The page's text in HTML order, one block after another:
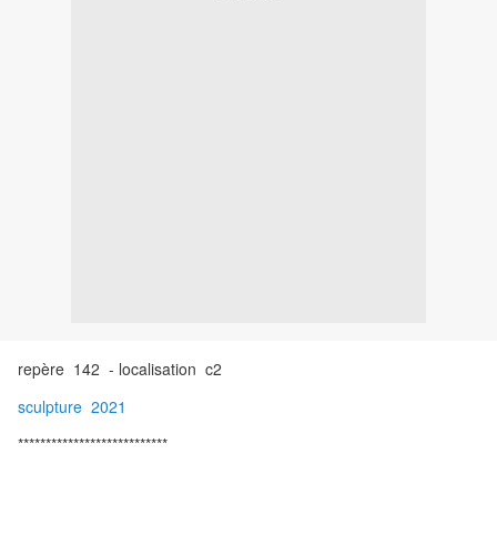
repère 142 - localisation c2
sculpture 2021
***************************